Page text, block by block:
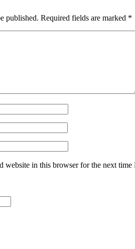
published. Required fields are marked *
website in this browser for the next time